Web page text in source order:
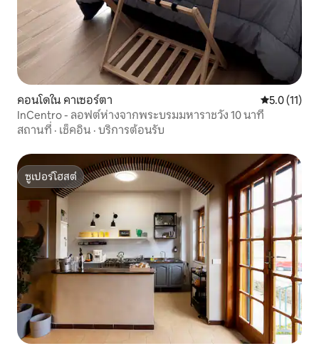
คอนโดใน คาเซอร์ตา คะแนนเฉลี่ย
5.0 (11)
InCentro - ลอฟต์ห่างจากพระบรมมหาราชวัง 10 นาที
สถานที่ · เช็คอิน · บริการต้อนรับ
ซูเปอร์โฮสต์
ซูเปอร์โฮสต์